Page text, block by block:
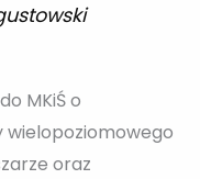
MKiŚ o
oraz